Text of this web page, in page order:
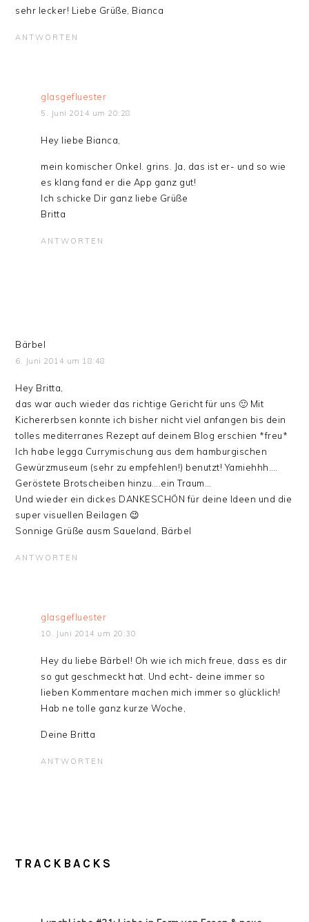
sehr lecker! Liebe Grüße, Bianca
ANTWORTEN
glasgefluester
5. Juni 2014 um 20:28
Hey liebe Bianca,
mein komischer Onkel. grins. Ja, das ist er- und so wie
es klang fand er die App ganz gut!
Ich schicke Dir ganz liebe Grüße
Britta
ANTWORTEN
Bärbel
6. Juni 2014 um 18:48
Hey Britta,
das war auch wieder das richtige Gericht für uns 🙂 Mit
Kichererbsen konnte ich bisher nicht viel anfangen bis dein
tolles mediterranes Rezept auf deinem Blog erschien *freu*
Ich habe legga Currymischung aus dem hamburgischen
Gewürzmuseum (sehr zu empfehlen!) benutzt! Yamiehhh….
Geröstete Brotscheiben hinzu….ein Traum…
Und wieder ein dickes DANKESCHÖN für deine Ideen und die
super visuellen Beilagen 😉
Sonnige Grüße ausm Saueland, Bärbel
ANTWORTEN
glasgefluester
10. Juni 2014 um 20:30
Hey du liebe Bärbel! Oh wie ich mich freue, dass es dir
so gut geschmeckt hat. Und echt- deine immer so
lieben Kommentare machen mich immer so glücklich!
Hab ne tolle ganz kurze Woche,
Deine Britta
ANTWORTEN
TRACKBACKS